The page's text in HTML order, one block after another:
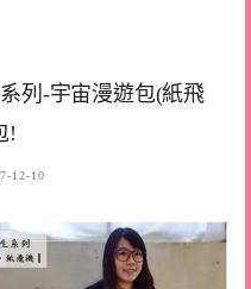
列-宇宙漫遊包(紙飛
!
12-10